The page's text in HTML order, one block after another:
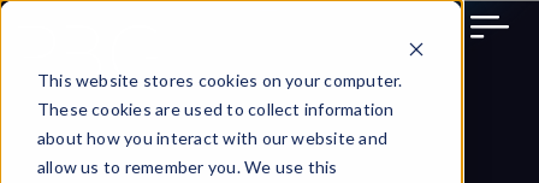
This website stores cookies on your computer.
These cookies are used to collect information
about how you interact with our website and
allow us to remember you. We use this
Skip
content